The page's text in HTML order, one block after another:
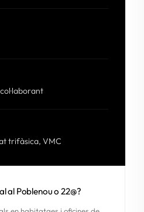
trifàsica, VMC
al Poblenou o 22@?